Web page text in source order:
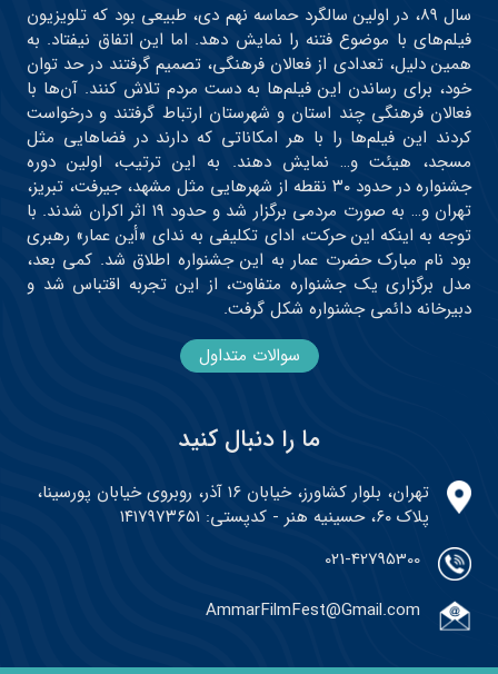
سال ۸۹، در اولین سالگرد حماسه نهم دی، طبیعی بود که تلویزیون
فیلم‌های با موضوع فتنه را نمایش دهد. اما این اتفاق نیفتاد. به
همین دلیل، تعدادی از فعالان فرهنگی، تصمیم گرفتند در حد توان
خود، برای رساندن این فیلم‌ها به دست مردم تلاش کنند. آن‌ها با
فعالان فرهنگی چند استان و شهرستان ارتباط گرفتند و درخواست
کردند این فیلم‌ها را با هر امکاناتی که دارند در فضاهایی مثل
مسجد، هیئت و… نمایش دهند. به این ترتیب، اولین دوره
جشنواره در حدود ۳۰ نقطه از شهرهایی مثل مشهد، جیرفت، تبریز،
تهران و… به صورت مردمی برگزار شد و حدود ۱۹ اثر اکران شدند. با
توجه به اینکه این حرکت، ادای تکلیفی به ندای «أین عمار» رهبری
بود نام مبارک حضرت عمار به این جشنواره اطلاق شد. کمی بعد،
مدل برگزاری یک جشنواره متفاوت، از این تجربه اقتباس شد و
دبیرخانه دائمی جشنواره شکل گرفت.
سوالات متداول
ما را دنبال کنید
تهران، بلوار کشاورز، خیابان ۱۶ آذر، روبروی خیابان پورسینا،
پلاک ۶۰، حسینیه هنر - کدپستی: ۱۴۱۷۹۷۳۶۵۱
021-42795300
AmmarFilmFest@Gmail.com